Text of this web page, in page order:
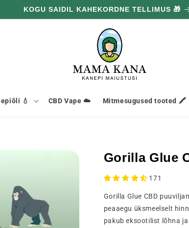
KOGU SAIDIL KAHEKORDNE TELLIMUS 🎁
💧 CBD Vape ☁️ Mitmesugused tooted 🖍️
Gorilla Glue
171
Gorilla Glue CBD
peaaegu üksmeelselt
pakub eksootilist lõhna